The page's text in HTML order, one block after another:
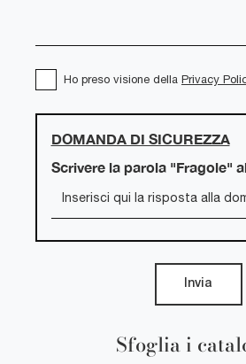
Sfoglia i
Ho preso visione della Privacy
DOMANDA DI SICUREZZA
Scrivere la parola "Fragole"
Invia